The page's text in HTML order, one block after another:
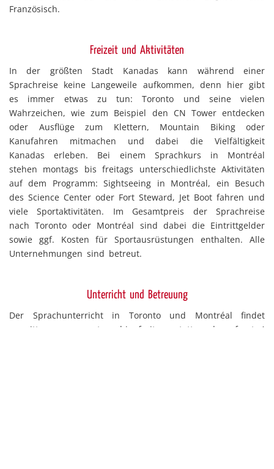
Französisch.
Freizeit und Aktivitäten
In der größten Stadt Kanadas kann während einer
Sprachreise keine Langeweile aufkommen, denn hier gibt
es immer etwas zu tun: Toronto und seine vielen
Wahrzeichen, wie zum Beispiel den CN Tower entdecken
oder Ausflüge zum Klettern, Mountain Biking oder
Kanufahren mitmachen und dabei die Vielfältigkeit
Kanadas erleben. Bei einem Sprachkurs in Montréal
stehen montags bis freitags unterschiedlichste Aktivitäten
auf dem Programm: Sightseeing in Montréal, ein Besuch
des Science Center oder Fort Steward, Jet Boot fahren und
viele Sportaktivitäten. Im Gesamtpreis der Sprachreise
nach Toronto oder Montréal sind dabei die Eintrittgelder
sowie ggf. Kosten für Sportausrüstungen enthalten. Alle
Unternehmungen sind betreut.
Unterricht und Betreuung
Der Sprachunterricht in Toronto und Montréal findet
vormittags von montags bis freitags statt und umfasst 4